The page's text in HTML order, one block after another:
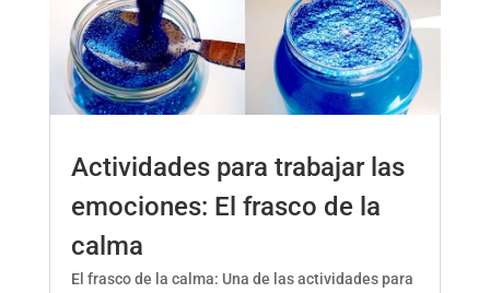
Actividades para trabajar las
emociones: El frasco de la
calma
El frasco de la calma: Una de las actividades para